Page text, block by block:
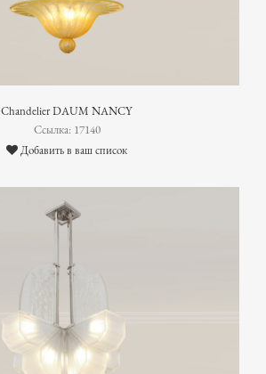
Chandelier DAUM NANCY
Ссылка: 17140
Добавить в ваш список